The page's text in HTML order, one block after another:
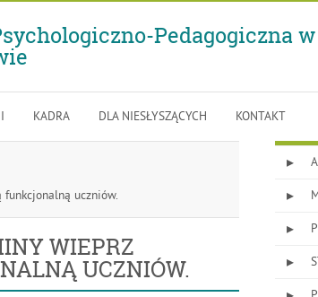
Pedagogiczna w
pedagogów
z
Gminy
związane
z
funkcjonalną
uczniów.
KADRA DLA NIESŁYSZĄCYCH KONTAKT
uczniów.
WIEPRZ
UCZNIÓW.